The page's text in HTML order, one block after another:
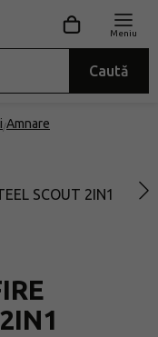
Caută
Meniu
Amnare